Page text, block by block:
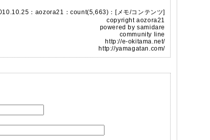
： aozora21 ：count(5,663)：[メモ/コンテンツ]
copyrightaozora21
powered bysamidare
community line
http://e-okitama.net/
http://yamagatan.com/